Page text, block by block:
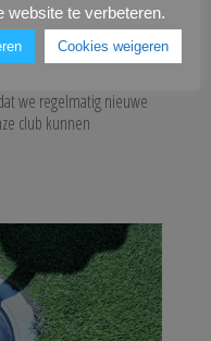
mooie en gezonde
we regelmatig nieuwe
club kunnen
website te verbeteren.
Cookies weigeren